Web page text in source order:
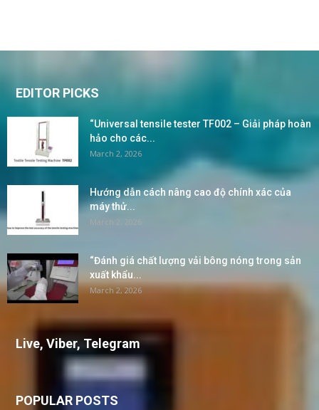
EDITOR PICKS
“Universal tensile tester TF002 – Giải pháp hoàn
hảo cho các...
March 2, 2026
Hướng dẫn cách nâng cao độ chính xác của
máy thử...
March 2, 2026
“Đánh giá chất lượng vải bông nóng trong sản
xuất khẩu...
March 2, 2026
Live, Viber, Telegram
POPULAR POSTS